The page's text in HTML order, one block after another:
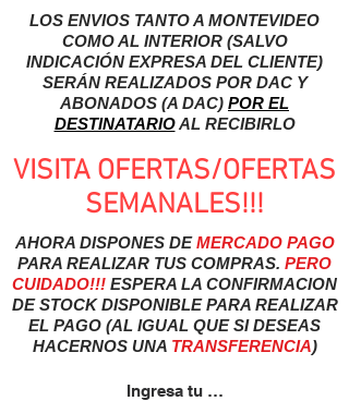
LOS ENVIOS TANTO A MONTEVIDEO
COMO AL INTERIOR (SALVO
INDICACIÓN EXPRESA DEL CLIENTE)
SERÁN REALIZADOS POR DAC Y
ABONADOS (A DAC) POR EL
DESTINATARIOAL RECIBIRLO
VISITA OFERTAS/OFERTAS
SEMANALES!!!
AHORA DISPONES DEMERCADO PAGO
PARA REALIZAR TUS COMPRAS. PERO
CUIDADO!!! ESPERA LA CONFIRMACION
DE STOCK DISPONIBLE PARA REALIZAR
EL PAGO (AL IGUAL QUE SI DESEAS
HACERNOS UNA TRANSFERENCIA)
Ingresa tu usuairo